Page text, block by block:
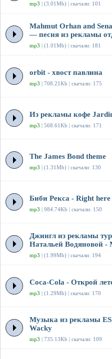
mp3 | (3.01Mb) | скачали: 101
Mahmut Orhan and
— песня из рекламы
mp3 | (1.01Mb) | скачали: 181
orbit - хвост павлина
mp3 | 708.21Kb | скачали: 175
Из рекламы кофе
mp3 | 568.61Kb | скачали: 171
The James Bond theme
mp3 | (1.31Mb) | скачали: 130
Биби Рекса - Right
mp3 | 984.74Kb | скачали: 150
Джингл из рекламы
Натальей Водяновой -
mp3 | (1.99Mb) | скачали: 194
Coca-Cola - Открой
mp3 | (1.29Mb) | скачали: 170
Музыка из рекламы
Wacky
mp3 | 735.13Kb | скачали: 109